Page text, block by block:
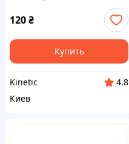
120₴
Купить
Kinetic
4.8
Киев